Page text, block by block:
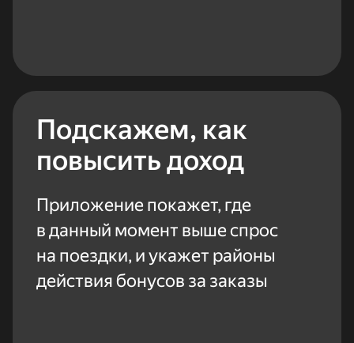
Подскажем, как
повысить доход
Приложение покажет, где
в данный момент выше спрос
на поездки, и укажет районы
действия бонусов за заказы